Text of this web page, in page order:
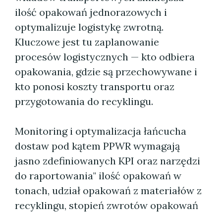
ilość opakowań jednorazowych i
optymalizuje logistykę zwrotną.
Kluczowe jest tu zaplanowanie
procesów logistycznych — kto odbiera
opakowania, gdzie są przechowywane i
kto ponosi koszty transportu oraz
przygotowania do recyklingu.
Monitoring i optymalizacja łańcucha
dostaw pod kątem PPWR wymagają
jasno zdefiniowanych KPI oraz narzędzi
do raportowania" ilość opakowań w
tonach, udział opakowań z materiałów z
recyklingu, stopień zwrotów opakowań